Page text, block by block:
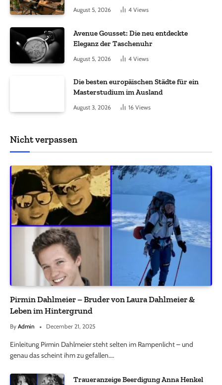
August 5, 2026 4 Views
Avenue Gousset: Die neu entdeckte
Eleganz der Taschenuhr
August 5, 2026 4 Views
Die besten europäischen Städte für ein
Masterstudium im Ausland
August 3, 2026 16 Views
Nicht verpassen
Pirmin Dahlmeier – Bruder von Laura Dahlmeier &
Leben im Hintergrund
By Admin December 21, 2025
Einleitung Pirmin Dahlmeier steht selten im Rampenlicht – und
genau das scheint ihm zu gefallen.…
Traueranzeige Beerdigung Anna Henkel